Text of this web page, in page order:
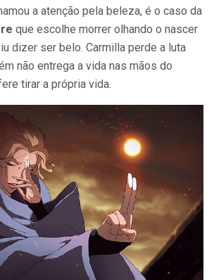
a atenção pela beleza, é o caso da
que escolhe morrer olhando o nascer
dizer ser belo. Carmilla perde a luta
não entrega a vida nas mãos do
tirar a própria vida.